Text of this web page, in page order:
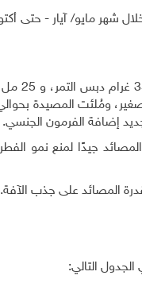
شهر مايو/ آيار - حتى
وُوضع خمس مصائد فرمونية داخل
إضافة الفرمون الجنسي.
جيدًا لمنع نمو
المصائد على جذب الآفة.
التالي: